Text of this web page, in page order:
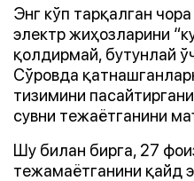
Энг кўп тарқалган
электр жиҳозларини
қолдирмай, бутунлай
Сўровда
тизимини
сувни тежаётганини
Шу билан бирга, 27
тежамаётганини қайд